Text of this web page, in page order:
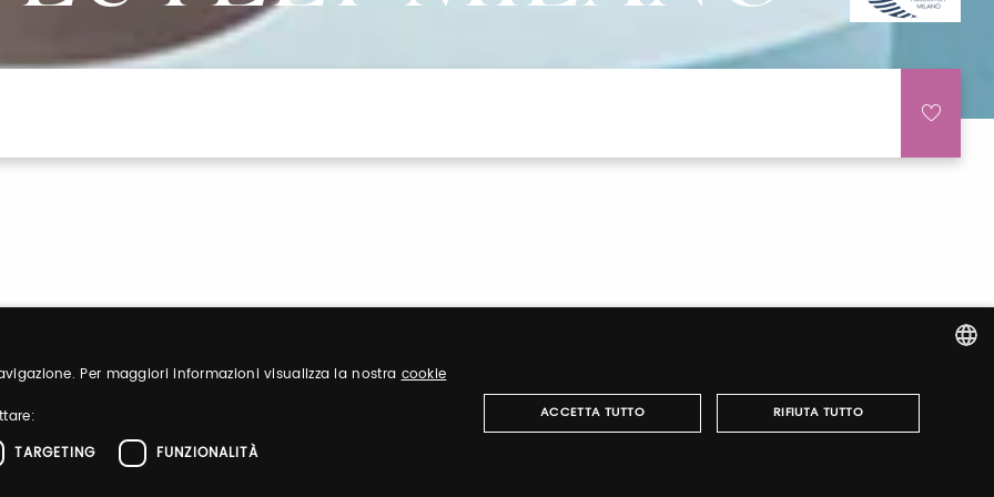
ed
ITALIAN
ENGLISH
Per maggiori informazioni visualizza la nostracookie
TARGETING
FUNZIONALITÀ
ACCETTA TUTTO RIFIUTA TUTTO